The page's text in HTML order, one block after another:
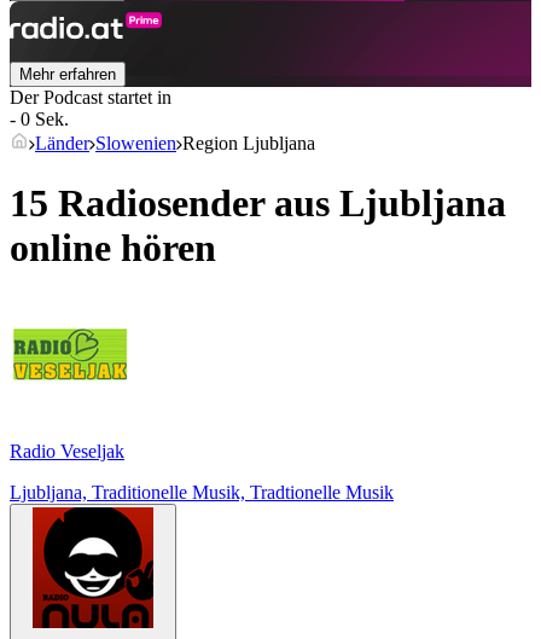
Mehr erfahren
Der Podcast startet in
- 0 Sek.
Länder Slowenien Region Ljubljana
15 Radiosender aus Ljubljana
online hören
Radio Veseljak
Ljubljana, Traditionelle Musik, Tradtionelle Musik